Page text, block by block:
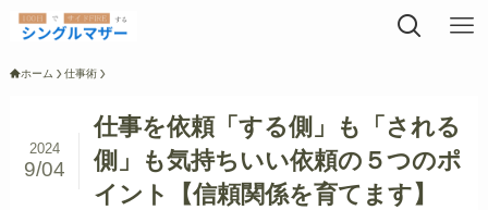
ホーム 仕事術
仕事を依頼「する側」も「される
側」も気持ちいい依頼の５つのポ
イント【信頼関係を育てます】
2024
9/04